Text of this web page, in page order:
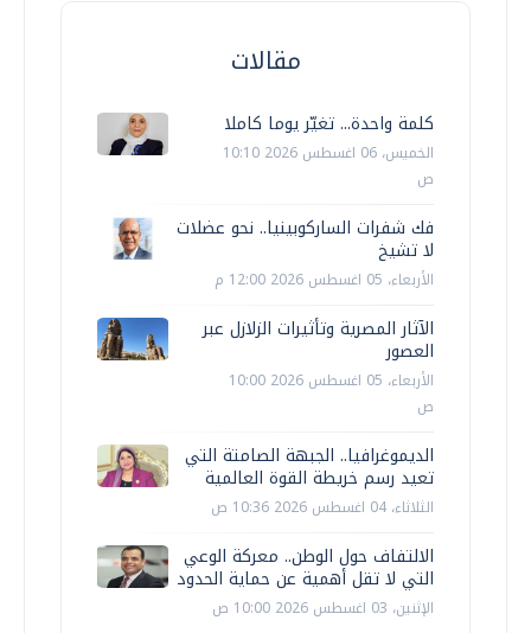
مقالات
كلمة واحدة... تغيّر يوما كاملا
الخميس، 06 اغسطس 2026 10:10
ص
فك شفرات الساركوبينيا.. نحو عضلات
لا تشيخ
الأربعاء، 05 اغسطس 2026 12:00 م
الآثار المصرية وتأثيرات الزلازل عبر
العصور
الأربعاء، 05 اغسطس 2026 10:00
ص
الديموغرافيا.. الجبهة الصامتة التي
تعيد رسم خريطة القوة العالمية
الثلاثاء، 04 اغسطس 2026 10:36 ص
الالتفاف حول الوطن.. معركة الوعي
التي لا تقل أهمية عن حماية الحدود
الإثنين، 03 اغسطس 2026 10:00 ص